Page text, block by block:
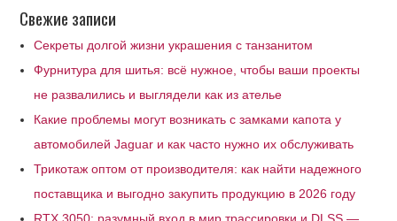
Свежие записи
Секреты долгой жизни украшения с танзанитом
Фурнитура для шитья: всё нужное, чтобы ваши проекты
не развалились и выглядели как из ателье
Какие проблемы могут возникать с замками капота у
автомобилей Jaguar и как часто нужно их обслуживать
Трикотаж оптом от производителя: как найти надежного
поставщика и выгодно закупить продукцию в 2026 году